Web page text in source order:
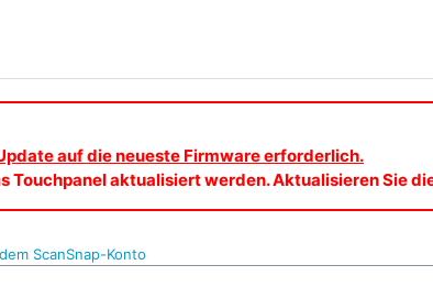
auf die neueste Firmware erforderlich.
aktualisiert werden. Aktualisieren Sie
ScanSnap-Konto